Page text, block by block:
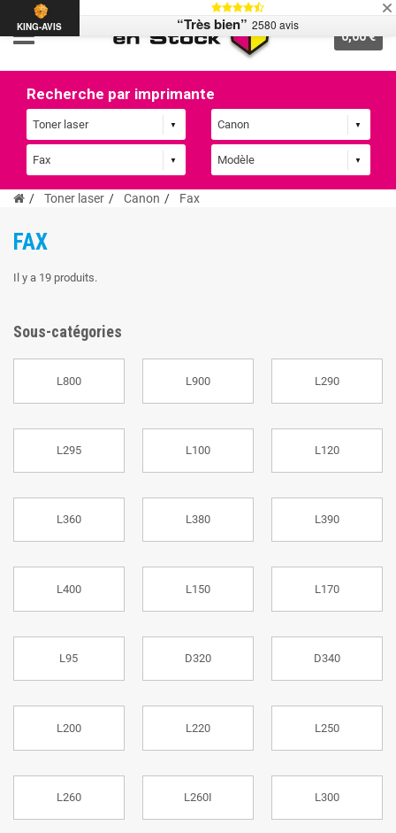
0,00 €
Recherche par imprimante
Toner laser Canon Fax
FAX
Il y a 19 produits.
Sous-catégories
L800 L900 L290
L295 L100 L120
L360 L380 L390
L400 L150 L170
L95 D320 D340
L200 L220 L250
L260 L260I L300
KING-AVIS “Très bien” 2580 avis